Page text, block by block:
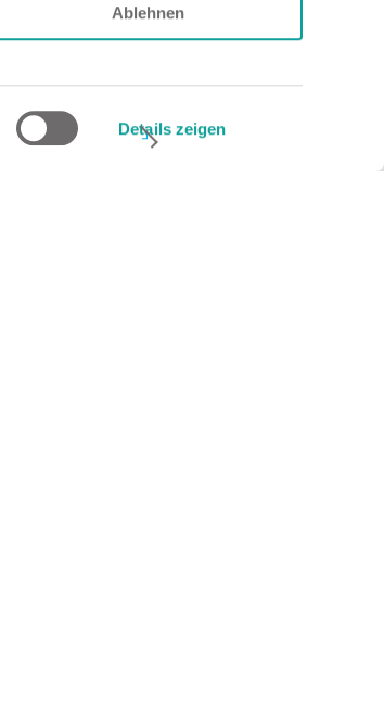
Details zeigen
Ablehnen